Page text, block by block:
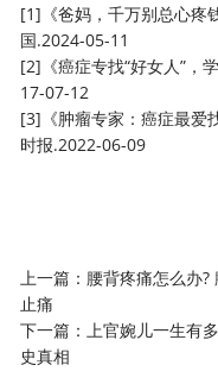
[1]《爸妈，千万别总心疼
国.2024-05-11
[2]《癌症专找“好女人”，
17-07-12
[3]《肿瘤专家：癌症最爱
时报.2022-06-09
上一篇： 腰背疼痛怎么办?
止痛
下一篇：上官婉儿一生有
史真相